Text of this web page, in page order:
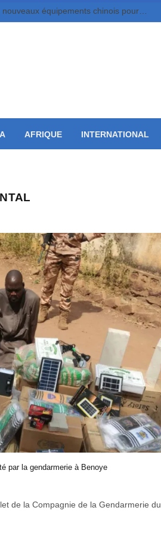
Agriculture : le Tchad reçoit de nouveaux équipements chinois pour moderniser la production
AFRIQUE INTERNATIONAL
par la gendarmerie à Benoye
de la Compagnie de la Gendarmerie du